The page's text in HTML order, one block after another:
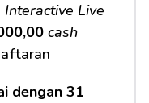
Interactive Live
cash
dengan 31